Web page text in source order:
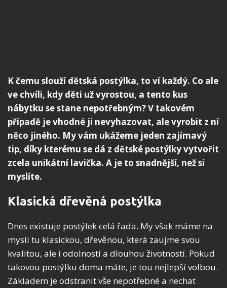
K čemu slouží dětská postýlka, to ví každý. Co ale
ve chvíli, kdy děti už vyrostou, a tento kus
nábytku se stane nepotřebným? V takovém
případě je vhodné ji nevyhazovat, ale vyrobit z ní
něco jiného. My vám ukážeme jeden zajímavý
tip, díky kterému se dá z dětské postýlky vytvořit
zcela unikátní lavička. A je to snadnější, než si
myslíte.
Klasická dřevěná postýlka
Dnes existuje postýlek celá řada. My však máme na
mysli tu klasickou, dřevěnou, která zaujme svou
kvalitou, ale i odolností a dlouhou životností. Pokud
takovou postýlku doma máte, je tou nejlepší volbou.
Základem je odstranit vše nepotřebné a nechat